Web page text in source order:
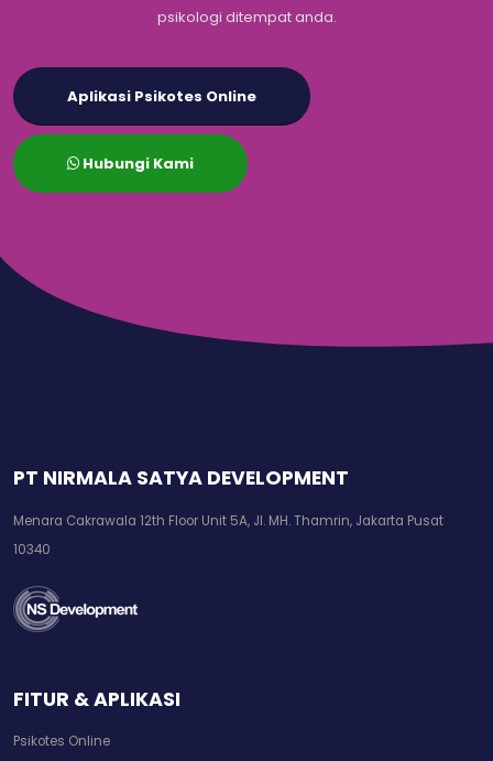
psikologi ditempat anda.
Aplikasi Psikotes Online
Hubungi Kami
PT NIRMALA SATYA DEVELOPMENT
Menara Cakrawala 12th Floor Unit 5A, Jl. MH. Thamrin, Jakarta Pusat
10340
FITUR & APLIKASI
Psikotes Online